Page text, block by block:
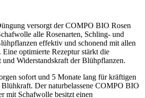
versorgt der COMPO BIO Rosen
alle Rosenarten, Schling- und
effektiv und schonend mit allen
optimierte Rezeptur stärkt die
und Widerstandskraft der Blühpflanzen.
sofort und 5 Monate lang für kräftigen
Blühkraft. Der naturbelassene COMPO BIO
mit Schafwolle besitzt einen